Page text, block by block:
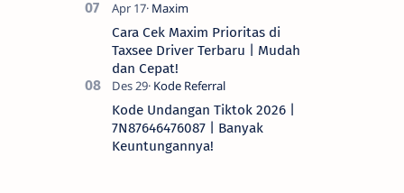
Cara Cek Maxim Prioritas di
Taxsee Driver Terbaru | Mudah
dan Cepat!
Kode Undangan Tiktok 2026 |
7N87646476087 | Banyak
Keuntungannya!